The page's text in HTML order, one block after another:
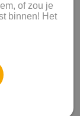
de pijn
je
of zou je
binnen! Het